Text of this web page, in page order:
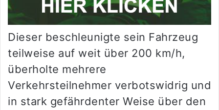
Dieser beschleunigte sein Fahrzeug
teilweise auf weit über 200 km/h,
überholte mehrere
Verkehrsteilnehmer verbotswidrig und
in stark gefährdenter Weise über den